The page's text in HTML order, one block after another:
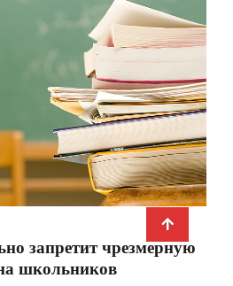
запретит чрезмерную
школьников